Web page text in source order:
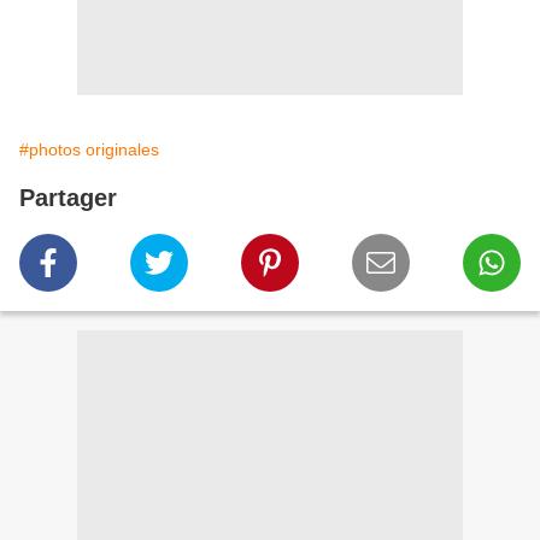
#photos originales
Partager